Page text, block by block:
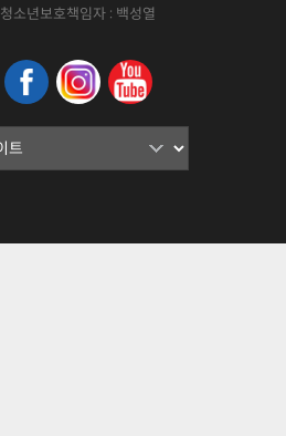
청소년보호책임자 : 백성열